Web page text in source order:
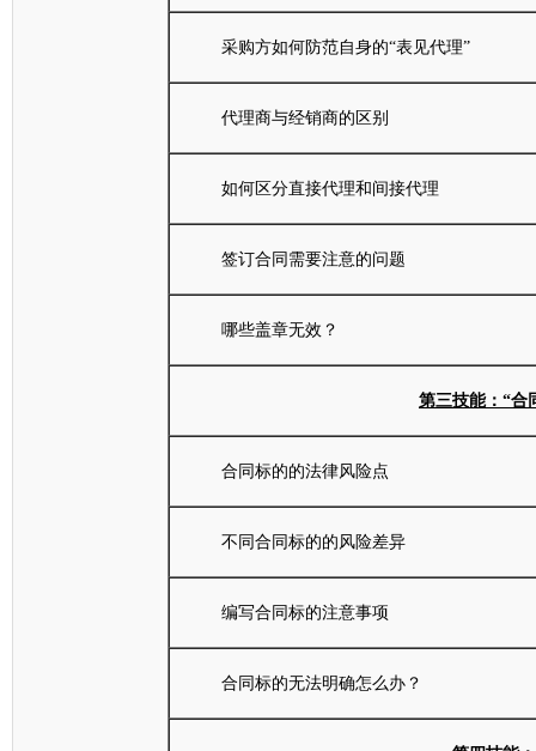
采购方如何防范自身的“表见代理”
代理商与经销商的区别
如何区分直接代理和间接代理
签订合同需要注意的问题
哪些盖章无效？
第三技能：“合
合同标的的法律风险点
不同合同标的的风险差异
编写合同标的注意事项
合同标的无法明确怎么办？